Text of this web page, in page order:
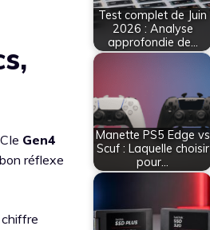
Gen4
réflexe
chiffre
Test complet de Juin
2026 : Analyse
approfondie de…
Manette PS5 Edge vs
Scuf : Laquelle choisir
pour…